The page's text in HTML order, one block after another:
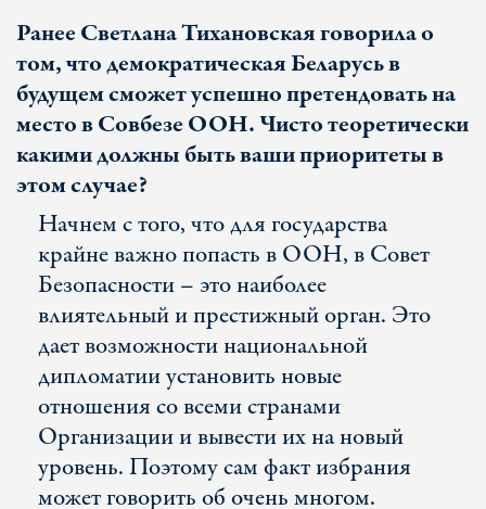
Ранее Светлана Тихановская говорила о
том, что демократическая Беларусь в
будущем сможет успешно претендовать на
место в Совбезе ООН. Чисто теоретически
какими должны быть ваши приоритеты в
этом случае?
Начнем с того, что для государства
крайне важно попасть в ООН, в Совет
Безопасности – это наиболее
влиятельный и престижный орган. Это
дает возможности национальной
дипломатии установить новые
отношения со всеми странами
Организации и вывести их на новый
уровень. Поэтому сам факт избрания
может говорить об очень многом.